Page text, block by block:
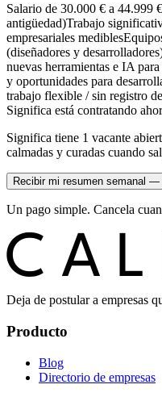
Salario de 30.000 € a 44.999
antigüedad)Trabajo
empresariales medibles
(diseñadores y
nuevas herramientas e IA
y oportunidades para
trabajo flexible / sin registro
Significa está contratando
Significa tiene 1 vacante
calmadas y curadas cuando
Recibir mi resumen semanal —
Un pago simple. Cancela
C
Deja de postular a empresas
Producto
Blog
Directorio de empresas